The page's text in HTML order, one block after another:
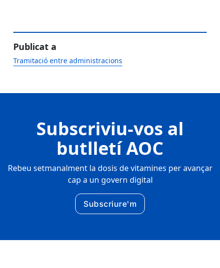
Publicat a
Tramitació entre administracions
Subscriviu-vos al
butlletí AOC
Rebeu setmanalment la dosis de vitamines per avançar
cap a un govern digital
Subscriure'm